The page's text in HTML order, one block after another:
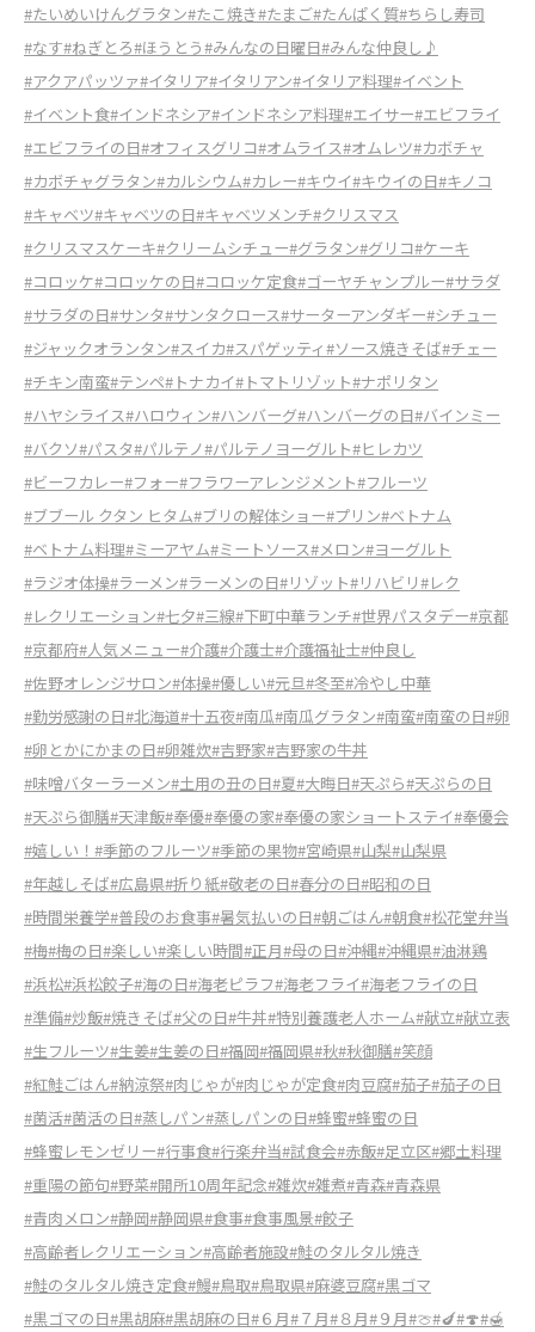
#たいめいけんグラタン#たこ焼き#たまご#たんぱく質#ちらし寿司
#なす#ねぎとろ#ほうとう#みんなの日曜日#みんな仲良し♪
#アクアパッツァ#イタリア#イタリアン#イタリア料理#イベント
#イベント食#インドネシア#インドネシア料理#エイサー#エビフライ
#エビフライの日#オフィスグリコ#オムライス#オムレツ#カボチャ
#カボチャグラタン#カルシウム#カレー#キウイ#キウイの日#キノコ
#キャベツ#キャベツの日#キャベツメンチ#クリスマス
#クリスマスケーキ#クリームシチュー#グラタン#グリコ#ケーキ
#コロッケ#コロッケの日#コロッケ定食#ゴーヤチャンプルー#サラダ
#サラダの日#サンタ#サンタクロース#サーターアンダギー#シチュー
#ジャックオランタン#スイカ#スパゲッティ#ソース焼きそば#チェー
#チキン南蛮#テンペ#トナカイ#トマトリゾット#ナポリタン
#ハヤシライス#ハロウィン#ハンバーグ#ハンバーグの日#バインミー
#バクソ#パスタ#パルテノ#パルテノヨーグルト#ヒレカツ
#ビーフカレー#フォー#フラワーアレンジメント#フルーツ
#ブブール クタン ヒタム#ブリの解体ショー#プリン#ベトナム
#ベトナム料理#ミーアヤム#ミートソース#メロン#ヨーグルト
#ラジオ体操#ラーメン#ラーメンの日#リゾット#リハビリ#レク
#レクリエーション#七夕#三線#下町中華ランチ#世界パスタデー#京都
#京都府#人気メニュー#介護#介護士#介護福祉士#仲良し
#佐野オレンジサロン#体操#優しい#元旦#冬至#冷やし中華
#勤労感謝の日#北海道#十五夜#南瓜#南瓜グラタン#南蛮#南蛮の日#卵
#卵とかにかまの日#卵雑炊#吉野家#吉野家の牛丼
#味噌バターラーメン#土用の丑の日#夏#大晦日#天ぷら#天ぷらの日
#天ぷら御膳#天津飯#奉優#奉優の家#奉優の家ショートステイ#奉優会
#嬉しい！ #季節のフルーツ#季節の果物#宮崎県#山梨#山梨県
#年越しそば#広島県#折り紙#敬老の日#春分の日#昭和の日
#時間栄養学#普段のお食事#暑気払いの日#朝ごはん#朝食#松花堂弁当
#梅#梅の日#楽しい#楽しい時間#正月#母の日#沖縄#沖縄県#油淋鶏
#浜松#浜松餃子#海の日#海老ピラフ#海老フライ#海老フライの日
#準備#炒飯#焼きそば#父の日#牛丼#特別養護老人ホーム#献立#献立表
#生フルーツ#生姜#生姜の日#福岡#福岡県#秋#秋御膳#笑顔
#紅鮭ごはん#納涼祭#肉じゃが#肉じゃが定食#肉豆腐#茄子#茄子の日
#菌活#菌活の日#蒸しパン#蒸しパンの日#蜂蜜#蜂蜜の日
#蜂蜜レモンゼリー#行事食#行楽弁当#試食会#赤飯#足立区#郷土料理
#重陽の節句#野菜#開所10周年記念#雑炊#雑煮#青森#青森県
#青肉メロン#静岡#静岡県#食事#食事風景#餃子
#高齢者レクリエーション#高齢者施設#鮭のタルタル焼き
#鮭のタルタル焼き定食#鰻#鳥取#鳥取県#麻婆豆腐#黒ゴマ
#黒ゴマの日#黒胡麻#黒胡麻の日#６月#７月#８月#９月#🍈#🍆#🍄#🍯